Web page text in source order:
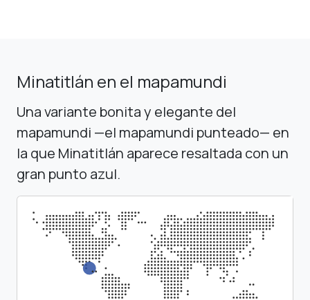
Minatitlán en el mapamundi
Una variante bonita y elegante del
mapamundi —el mapamundi punteado— en
la que Minatitlán aparece resaltada con un
gran punto azul.